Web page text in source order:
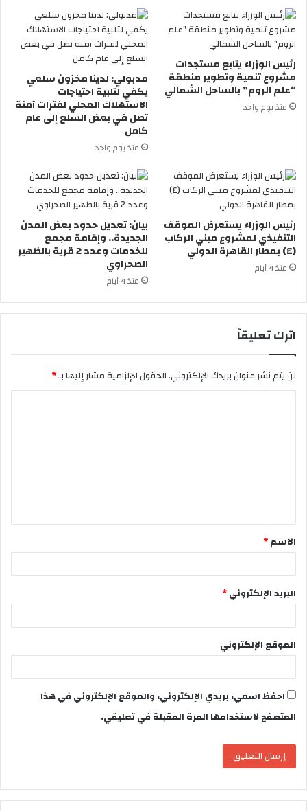
رئيس الوزراء يتابع مستجدات
مشروع تنمية وتطوير منطقة
“علم الروم” بالساحل الشمالي
منذ يوم واحد
مدبولي: لدينا مخزون سلعي
يكفي لتلبية احتياجات
الاستهلاك المحلي لفترات آمنة
تصل في بعض السلع إلى عام
كامل
منذ يوم واحد
رئيس الوزراء يستعرض الموقف
التنفيذي لمشروع مبني الركاب
(٤) بمطار القاهرة الدولي
منذ 4 أيام
بيان: تعديل حدود بعض المدن
الجديدة.. وإقامة مجمع
للخدمات وعدد 2 قرية بالظهير
الصحراوي
منذ 4 أيام
اترك تعليقاً
لن يتم نشر عنوان بريدك الإلكتروني.الحقول الإلزامية مشار إليها بـ*
ق
*
الاسم*
البريد الإلكتروني*
الموقع الإلكتروني
احفظ اسمي، بريدي الإلكتروني، والموقع الإلكتروني في هذا
المتصفح لاستخدامها المرة المقبلة في تعليقي.